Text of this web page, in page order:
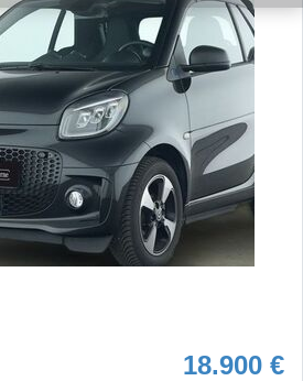
18.900 €